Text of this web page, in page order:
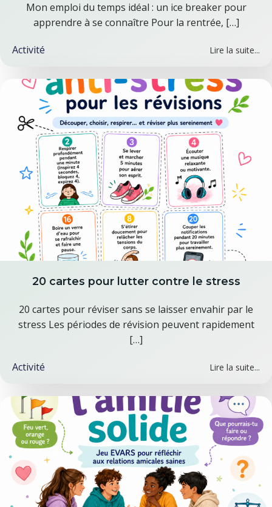
Mon emploi du temps idéal : un ice breaker pour
apprendre à se connaître Pour la rentrée, […]
Activité Lire la suite...
20 cartes pour lutter contre le stress
20 cartes pour réviser sans se laisser envahir par le
stress Les périodes de révision peuvent rapidement
[…]
Activité Lire la suite...